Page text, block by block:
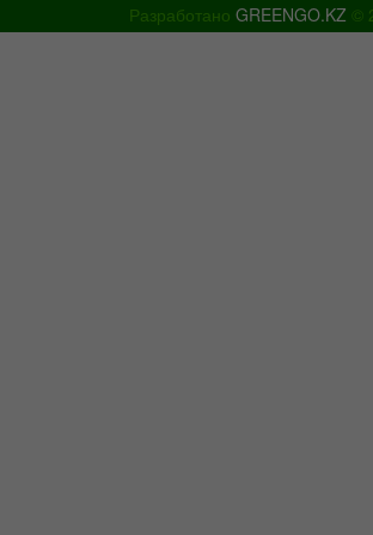
Разработано GREENGO.KZ ©